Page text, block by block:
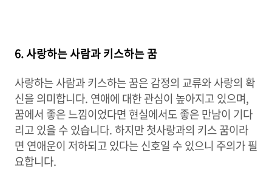
6. 사랑하는 사람과 키스하는 꿈
사랑하는 사람과 키스하는 꿈은 감정의 교류와 사랑의 확
신을 의미합니다. 연애에 대한 관심이 높아지고 있으며,
꿈에서 좋은 느낌이었다면 현실에서도 좋은 만남이 기다
리고 있을 수 있습니다. 하지만 첫사랑과의 키스 꿈이라
면 연애운이 저하되고 있다는 신호일 수 있으니 주의가 필
요합니다.